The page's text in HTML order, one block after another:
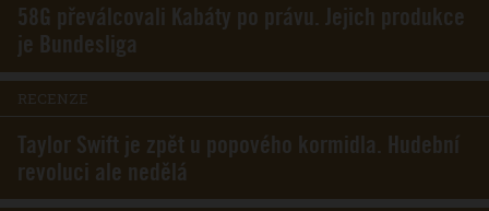
58G převálcovali Kabáty po právu. Jejich produkce
je Bundesliga
RECENZE
Taylor Swift je zpět u popového kormidla. Hudební
revoluci ale nedělá